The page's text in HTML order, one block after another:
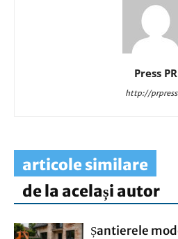
Press PR
http://
articole similare
de la același autor
Șantierele